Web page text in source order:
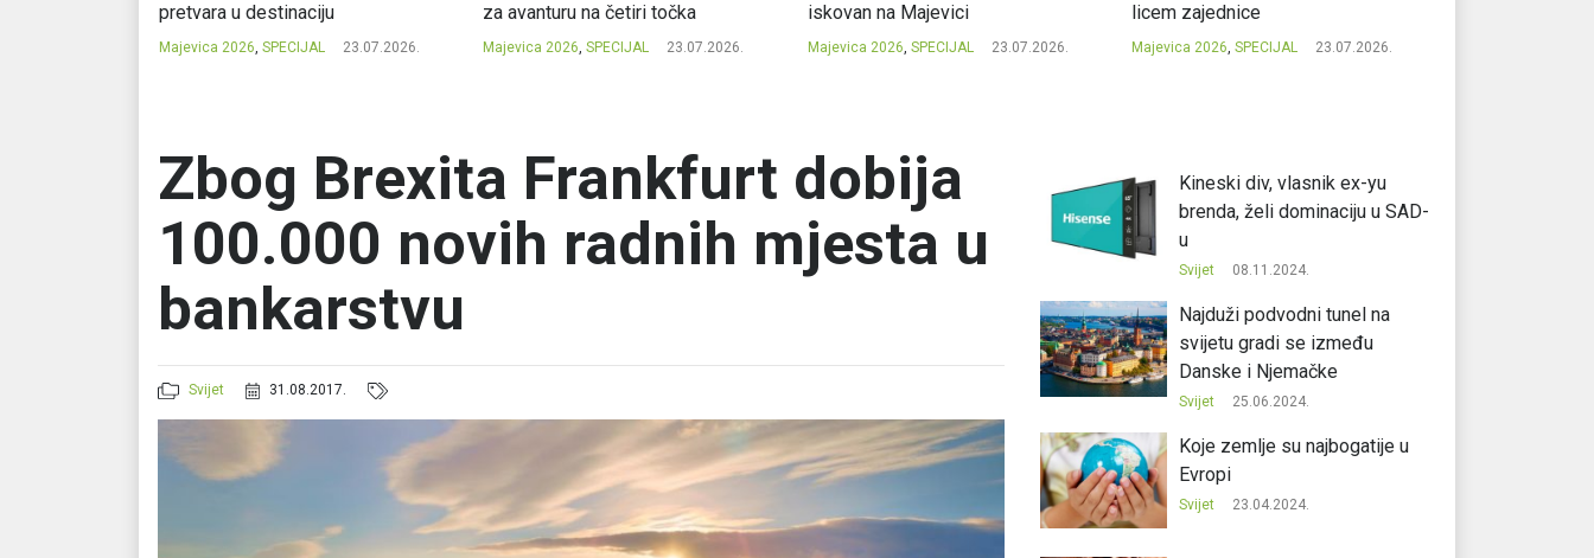
pretvara u destinaciju
Majevica 2026, SPECIJAL 23.07.2026.
za avanturu na četiri točka
Majevica 2026, SPECIJAL 23.07.2026.
iskovan na Majevici
Majevica 2026, SPECIJAL 23.07.2026.
licem zajednice
Majevica 2026, SPECIJAL 23.07.2026.
Zbog Brexita Frankfurt dobija
100.000 novih radnih mjesta u
bankarstvu
Svijet 31.08.2017.
Kineski div, vlasnik ex-yu
brenda, želi dominaciju u SAD-
u
Svijet 08.11.2024.
Najduži podvodni tunel na
svijetu gradi se između
Danske i Njemačke
Svijet 25.06.2024.
Koje zemlje su najbogatije u
Evropi
Svijet 23.04.2024.